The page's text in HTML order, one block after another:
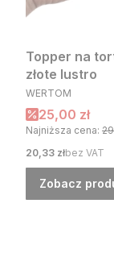
Topper na
złote lustro
PRODUCENT
WERTOM
Cena
25,00 zł
Najniższa cena:
Cena
20,33 złbez VAT
Zobacz